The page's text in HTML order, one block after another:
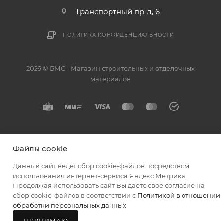
отказаться от доставки. Стоимость повторной
Транспортный пр-д, 6
ПОЛИТИКА КОНФИДЕНЦИАЛЬНОСТИ
2026 © БМС - Магазин строительных и отделочных
материалов
Файлы cookie
Данный сайт ведет сбор cookie-файлов посредством
использования интернет-сервиса Яндекс.Метрика.
Продолжая использовать сайт Вы даете свое согласие на
сбор cookie-файлов в соответствии с Политикой в отношении
обработки персональных данных